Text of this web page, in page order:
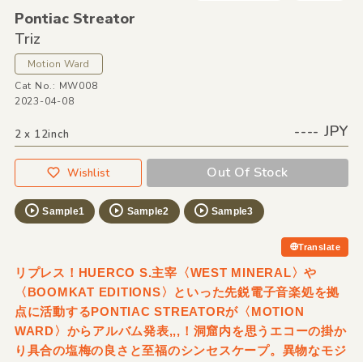
Pontiac Streator
Triz
Motion Ward
Cat No.: MW008
2023-04-08
2 x 12inch ---- JPY
Wishlist Out Of Stock
Sample1 Sample2 Sample3
Translate
リプレス！HUERCO S.主宰〈WEST MINERAL〉や
〈BOOMKAT EDITIONS〉といった先鋭電子音楽処を拠
点に活動するPONTIAC STREATORが〈MOTION
WARD〉からアルバム発表,,,！洞窟内を思うエコーの掛か
り具合の塩梅の良さと至福のシンセスケープ。異物なモジ